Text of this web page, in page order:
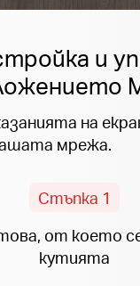
и
на
мрежа.
Стъпка 1
от което
кутията